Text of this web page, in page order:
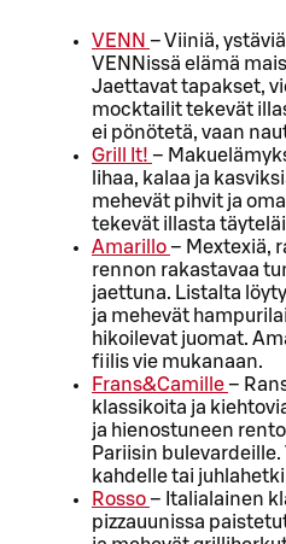
VENN – Viiniä,
VENNissä elämä
Jaettavat tapakset,
mocktailit tekevät
ei pönötetä, vaan
Grill It! –
lihaa, kalaa ja
mehevät pihvit ja
tekevät illasta
Amarillo – Mextexiä,
rennon rakastavaa
jaettuna. Listalta
ja mehevät
hikoilevat juomat.
fiilis vie mukanaan.
Frans&Camille –
klassikoita ja
ja hienostuneen
Pariisin
kahdelle tai
Rosso – Italialainen
pizzauunissa